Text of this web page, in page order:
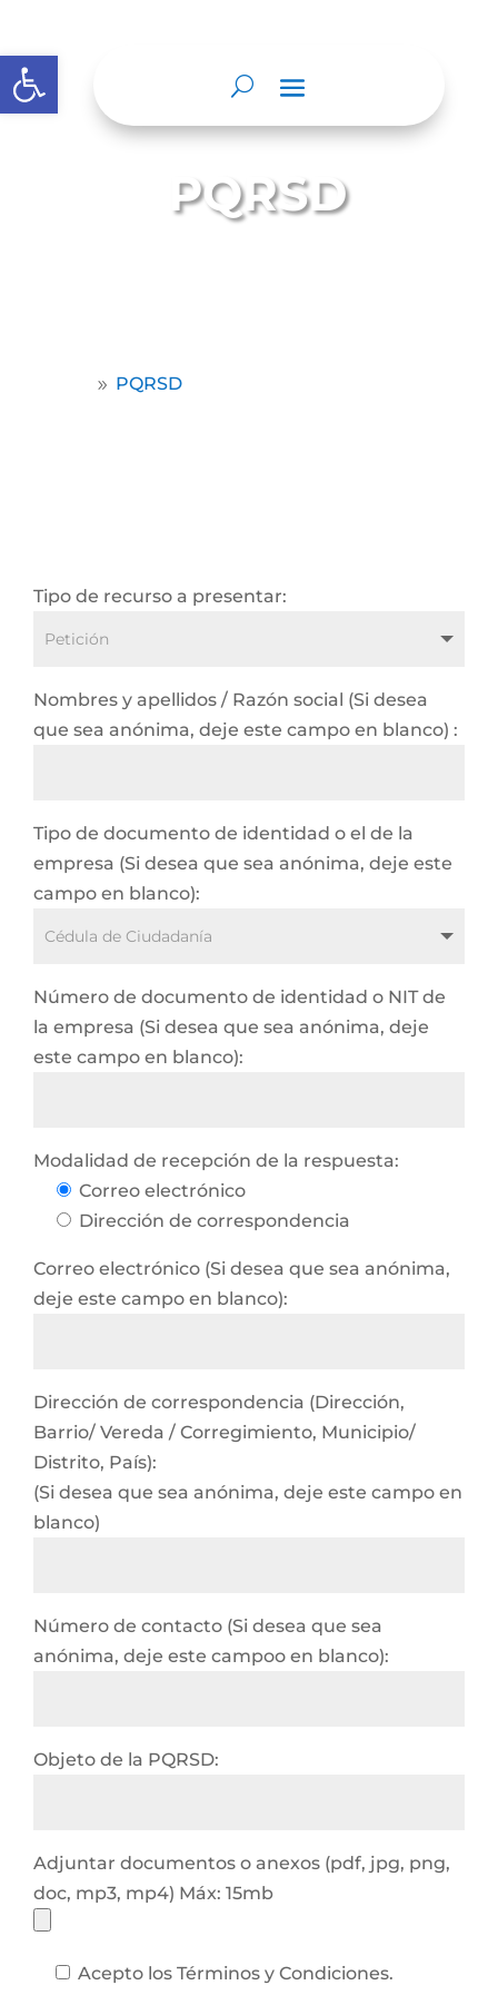
Abrir barra de herramientas
PQRSD
9 PQRSD
Tipo de recurso a presentar:
Nombres y apellidos / Razón social (Si desea
que sea anónima, deje este campo en blanco) :
Tipo de documento de identidad o el de la
empresa (Si desea que sea anónima, deje este
campo en blanco):
Número de documento de identidad o NIT de
la empresa (Si desea que sea anónima, deje
este campo en blanco):
Modalidad de recepción de la respuesta:
Correo electrónico
Dirección de correspondencia
Correo electrónico (Si desea que sea anónima,
deje este campo en blanco):
Dirección de correspondencia (Dirección,
Barrio/ Vereda / Corregimiento, Municipio/
Distrito, País):
(Si desea que sea anónima, deje este campo en
blanco)
Número de contacto (Si desea que sea
anónima, deje este campoo en blanco):
Objeto de la PQRSD:
Adjuntar documentos o anexos (pdf, jpg, png,
doc, mp3, mp4) Máx: 15mb
Acepto los Términos y Condiciones.